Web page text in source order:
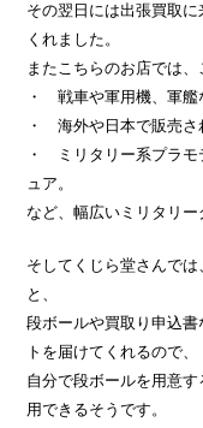
その翌日には出張買取
くれました。
またこちらのお店では、
・ 戦車や軍用機、軍艦
・ 海外や日本で販売さ
・ ミリタリー系プラモ
ュア。
など、幅広いミリタリー
そしてくじら堂さんで
と、
段ボールや買取り申込
トを届けてくれるので、
自分で段ボールを用意
用できるそうです。